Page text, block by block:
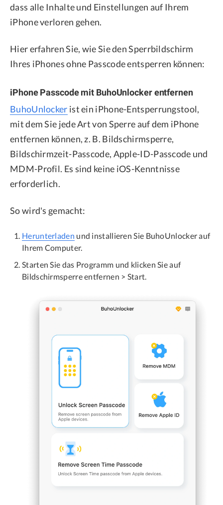
dass alle Inhalte und Einstellungen auf Ihrem
iPhone verloren gehen.
Hier erfahren Sie, wie Sie den Sperrbildschirm
Ihres iPhones ohne Passcode entsperren können:
iPhone Passcode mit BuhoUnlocker entfernen
BuhoUnlocker ist ein iPhone-Entsperrungstool,
mit dem Sie jede Art von Sperre auf dem iPhone
entfernen können, z. B. Bildschirmsperre,
Bildschirmzeit-Passcode, Apple-ID-Passcode und
MDM-Profil. Es sind keine iOS-Kenntnisse
erforderlich.
So wird's gemacht:
Herunterladen und installieren Sie BuhoUnlocker auf
Ihrem Computer.
Starten Sie das Programm und klicken Sie auf
Bildschirmsperre entfernen > Start.